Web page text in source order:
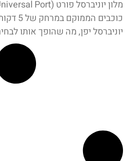
כוכבים
יוניברסל יפן, מה שהופך אותו